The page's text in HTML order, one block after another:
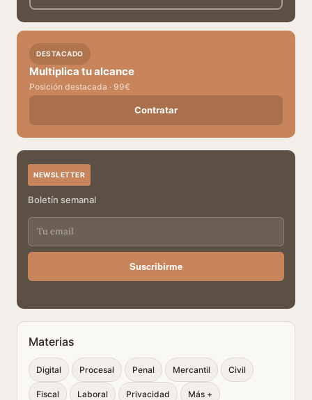
DESTACADO
Multiplica tu alcance
Posición destacada · 99€
Contratar
NEWSLETTER
Boletín semanal
Suscribirme
Materias
Digital Procesal Penal Mercantil Civil
Fiscal Laboral Privacidad Más +